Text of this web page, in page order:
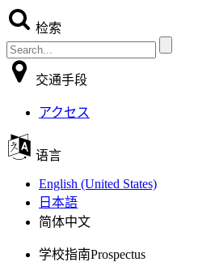
检索
交通手段
アクセス
语言
English (United States)
日本語
简体中文
学校指南Prospectus